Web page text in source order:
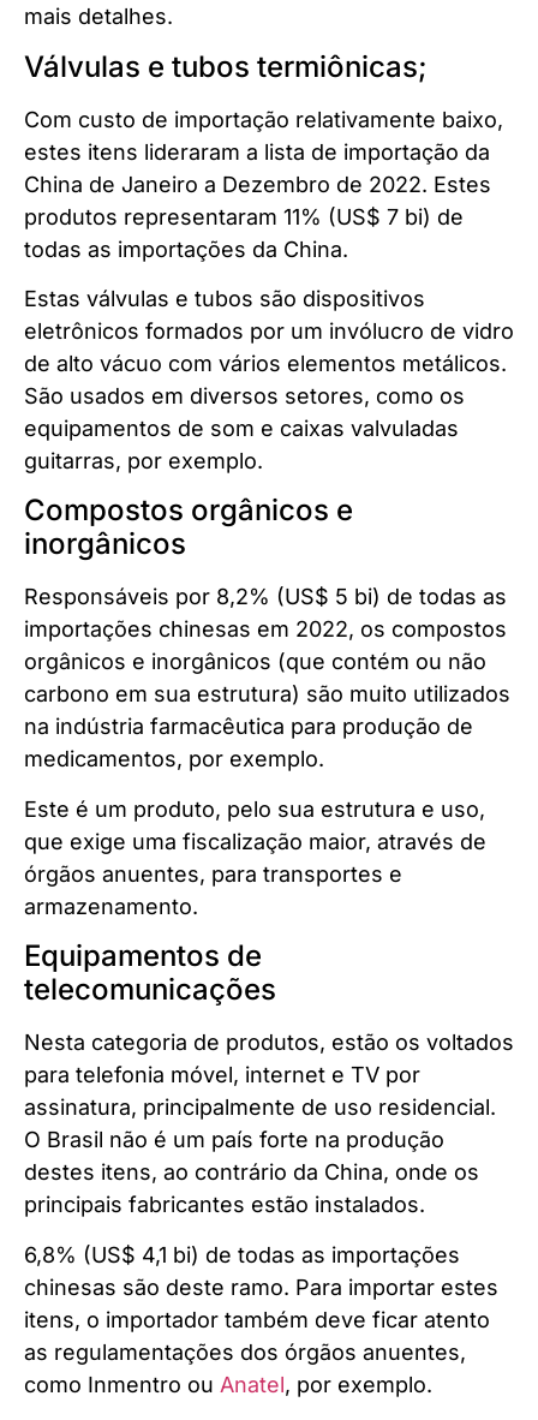
mais detalhes.
Válvulas e tubos termiônicas;
Com custo de importação relativamente baixo,
estes itens lideraram a lista de importação da
China de Janeiro a Dezembro de 2022. Estes
produtos representaram 11% (US$ 7 bi) de
todas as importações da China.
Estas válvulas e tubos são dispositivos
eletrônicos formados por um invólucro de vidro
de alto vácuo com vários elementos metálicos.
São usados em diversos setores, como os
equipamentos de som e caixas valvuladas
guitarras, por exemplo.
Compostos orgânicos e
inorgânicos
Responsáveis por 8,2% (US$ 5 bi) de todas as
importações chinesas em 2022, os compostos
orgânicos e inorgânicos (que contém ou não
carbono em sua estrutura) são muito utilizados
na indústria farmacêutica para produção de
medicamentos, por exemplo.
Este é um produto, pelo sua estrutura e uso,
que exige uma fiscalização maior, através de
órgãos anuentes, para transportes e
armazenamento.
Equipamentos de
telecomunicações
Nesta categoria de produtos, estão os voltados
para telefonia móvel, internet e TV por
assinatura, principalmente de uso residencial.
O Brasil não é um país forte na produção
destes itens, ao contrário da China, onde os
principais fabricantes estão instalados.
6,8% (US$ 4,1 bi) de todas as importações
chinesas são deste ramo. Para importar estes
itens, o importador também deve ficar atento
as regulamentações dos órgãos anuentes,
como Inmentro ou Anatel, por exemplo.